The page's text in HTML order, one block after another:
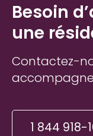
Besoin
une
Contactez-
1 844 918-